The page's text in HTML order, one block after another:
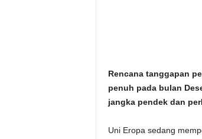
.
c
o
Rencana tanggapan
penuh pada bulan
jangka pendek dan
Uni Eropa sedang